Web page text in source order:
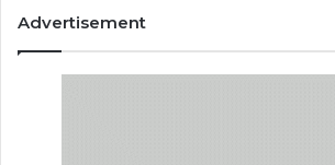
Advertisement